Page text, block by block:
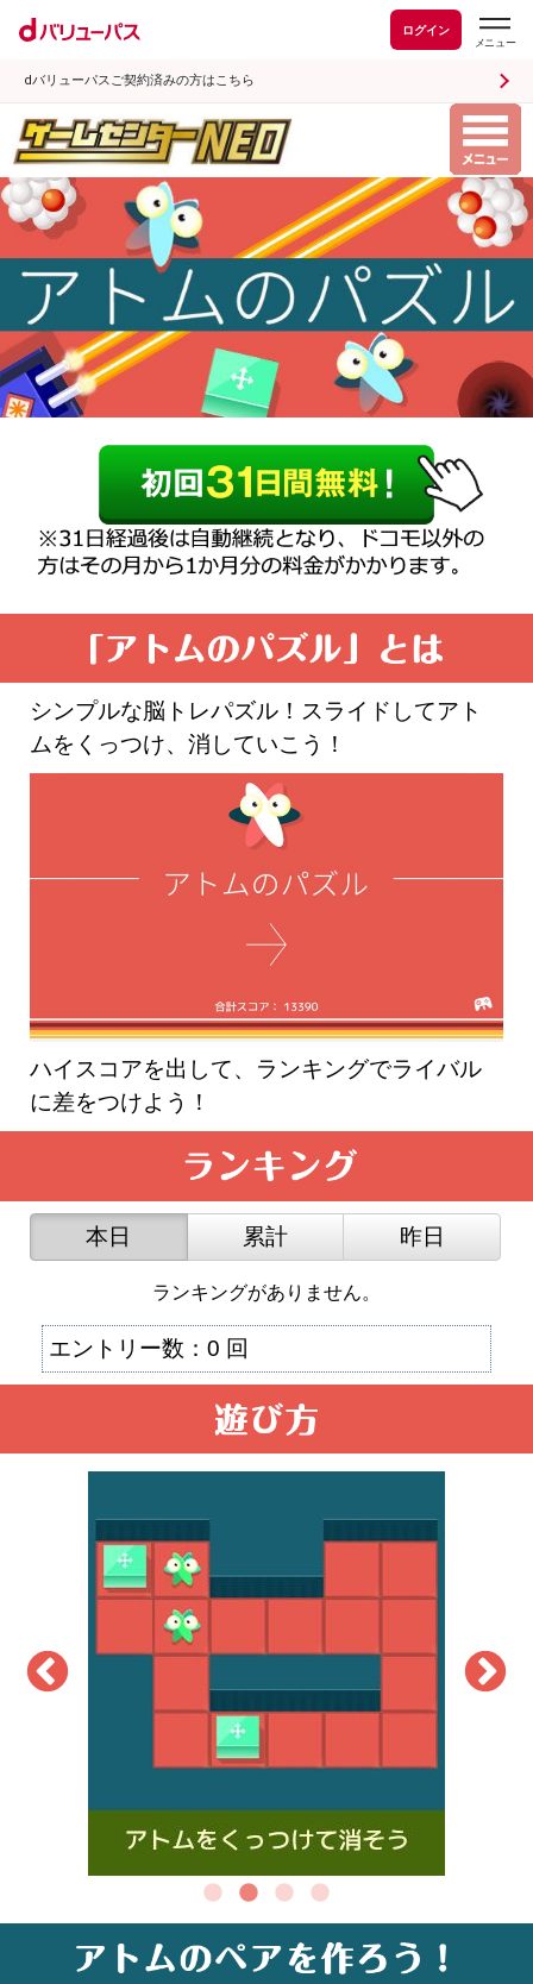
ログイン
dバリューパスご契約済みの方はこちら
シンプルな脳トレパズル！スライドしてアト
ムをくっつけ、消していこう！
ハイスコアを出して、ランキングでライバル
に差をつけよう！
本日 累計 昨日
ランキングがありません。
エントリー数：0 回